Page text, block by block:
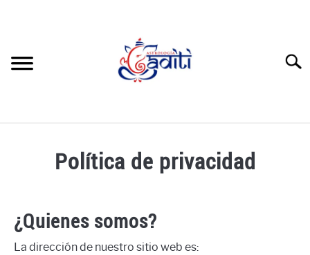
SIGNOS ZODIACALES
FILOSOFÍA VÉDICA
Política de privacidad
¿Quienes somos?
La dirección de nuestro sitio web es: